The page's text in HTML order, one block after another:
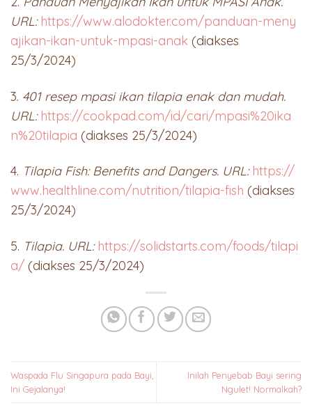
URL: https://www.alodokter.com/panduan-meny
ajikan-ikan-untuk-mpasi-anak (diakses
25/3/2024)
3. 401 resep mpasi ikan tilapia enak dan mudah.
URL: https://cookpad.com/id/cari/mpasi%20ika
n%20tilapia (diakses 25/3/2024)
4. Tilapia Fish: Benefits and Dangers. URL: https://
www.healthline.com/nutrition/tilapia-fish (diakses
25/3/2024)
5. Tilapia. URL: https://solidstarts.com/foods/tilapi
a/ (diakses 25/3/2024)
Waspada Flu Singapura pada Bayi,
Ini Gejalanya!
Inilah Penyebab Bayi sering
Ngulet! Normalkah?